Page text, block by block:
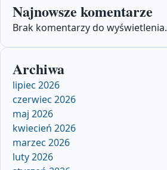
Najnowsze komentarze
Brak komentarzy do wyświetlenia.
Archiwa
lipiec 2026
czerwiec 2026
maj 2026
kwiecień 2026
marzec 2026
luty 2026